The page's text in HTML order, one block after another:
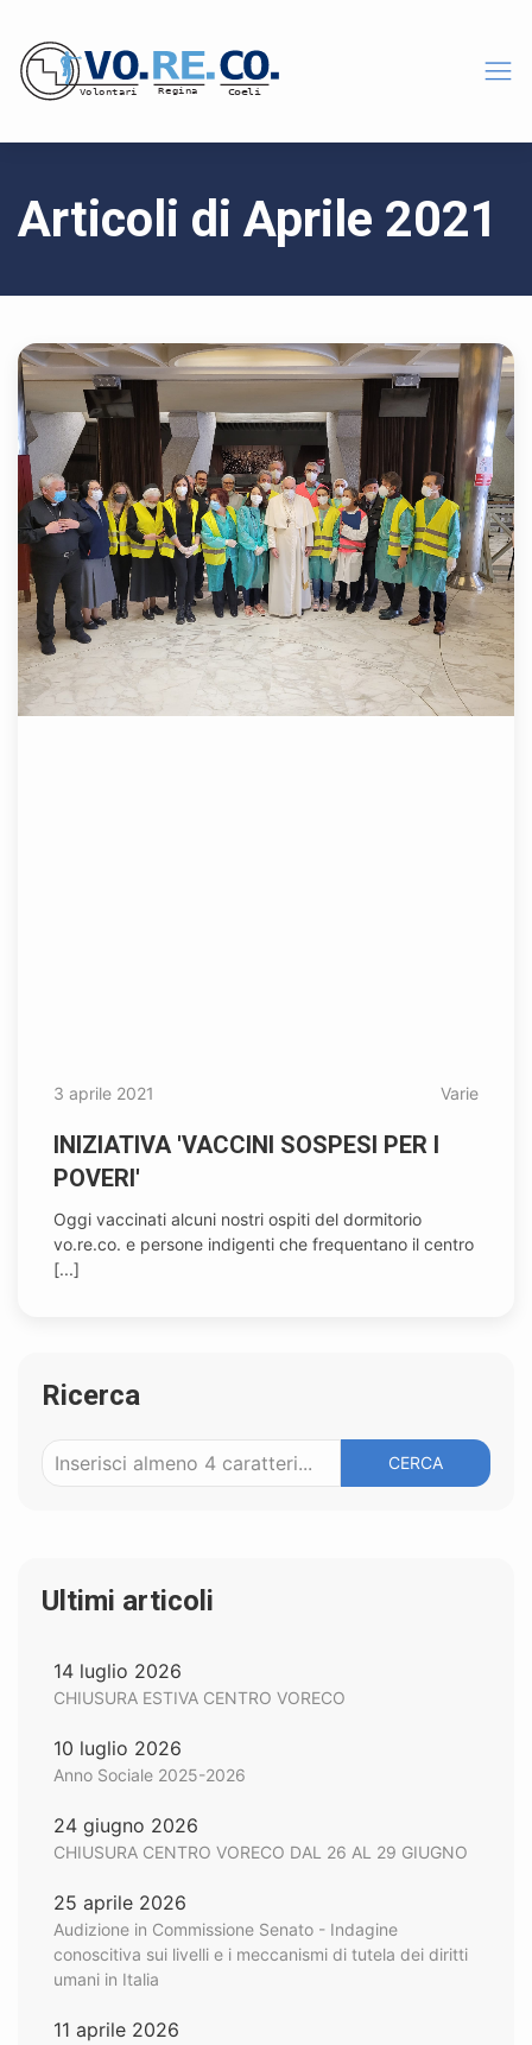
Articoli di Aprile 2021
3 aprile 2021 Varie
INIZIATIVA 'VACCINI SOSPESI PER I
POVERI'
Oggi vaccinati alcuni nostri ospiti del dormitorio
vo.re.co. e persone indigenti che frequentano il centro
[...]
Ricerca
CERCA
Ultimi articoli
14 luglio 2026
CHIUSURA ESTIVA CENTRO VORECO
10 luglio 2026
Anno Sociale 2025-2026
24 giugno 2026
CHIUSURA CENTRO VORECO DAL 26 AL 29 GIUGNO
25 aprile 2026
Audizione in Commissione Senato - Indagine
conoscitiva sui livelli e i meccanismi di tutela dei diritti
umani in Italia
11 aprile 2026